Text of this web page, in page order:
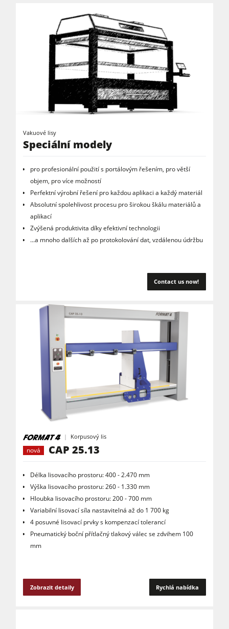
Vakuové lisy
Speciální modely
pro profesionální použití s ​​portálovým řešením, pro větší
objem, pro více možností
Perfektní výrobní řešení pro každou aplikaci a každý materiál
Absolutní spolehlivost procesu pro širokou škálu materiálů a
aplikací
Zvýšená produktivita díky efektivní technologii
...a mnoho dalších až po protokolování dat, vzdálenou údržbu
Contact us now!
Korpusový lis
nová
CAP 25.13
Délka lisovacího prostoru: 400 - 2.470 mm
Výška lisovacího prostoru: 260 - 1.330 mm
Hloubka lisovacího prostoru: 200 - 700 mm
Variabilní lisovací síla nastavitelná až do 1 700 kg
4 posuvné lisovací prvky s kompenzací tolerancí
Pneumatický boční přítlačný tlakový válec se zdvihem 100
mm
Zobrazit detaily Rychlá nabídka